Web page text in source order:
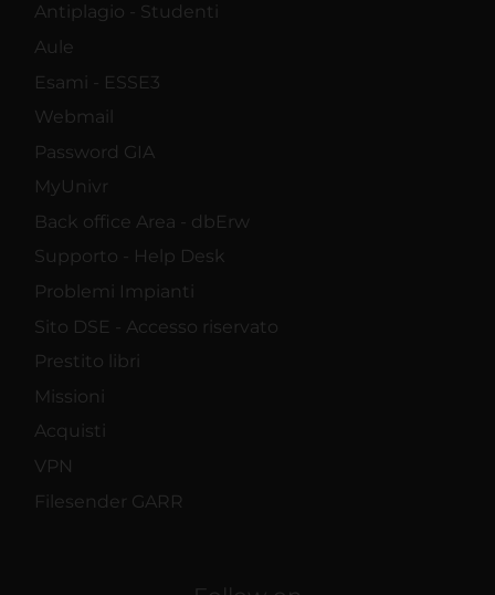
Antiplagio - Studenti
Aule
Esami - ESSE3
Webmail
Password GIA
MyUnivr
Back office Area - dbErw
Supporto - Help Desk
Problemi Impianti
Sito DSE - Accesso riservato
Prestito libri
Missioni
Acquisti
VPN
Filesender GARR